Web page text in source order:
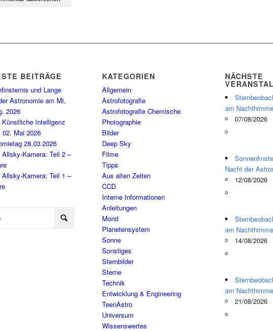
BEITRÄGE
und Lange
Astronomie am Mi,
2026
Künstliche Intelligenz
02. Mai 2026
28.03.2026
Allsky-Kamera: Teil 2 –
Allsky-Kamera: Teil 1 –
KATEGORIEN
Allgemein
Astrofotografie
Astrofotografie Chemische
Photographie
Bilder
Deep Sky
Filme
Tipps
Aus alten Zeiten
CCD
Interne Informationen
Anleitungen
Mond
Planetensystem
Sonne
Sonstiges
Sternbilder
Sterne
Technik
Entwicklung & Engineering
TeenAstro
Universum
Wissenswertes
NÄCHSTE
am
07/08/2026
Nacht der
12/08/2026
am
14/08/2026
am
21/08/2026